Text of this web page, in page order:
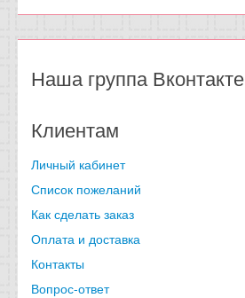
Наша группа Вконтакте
Клиентам
Личный кабинет
Список пожеланий
Как сделать заказ
Оплата и доставка
Контакты
Вопрос-ответ